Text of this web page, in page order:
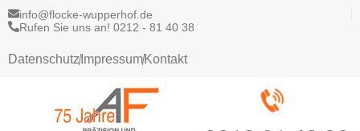
info@flocke-wupperhof.de
Rufen Sie uns an! 0212 - 81 40 38
DatenschutzImpressumKontakt